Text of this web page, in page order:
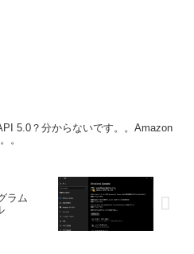
5.0？分からないです。。Amazon
。
ラム